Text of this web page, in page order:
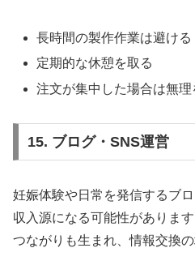
長時間の製作作業は避ける
定期的な休憩を取る
注文が集中した場合は無理
15. ブログ・SNS運営
妊娠体験や日常を発信するブ
収入源になる可能性がありま
つながりも生まれ、情報交換